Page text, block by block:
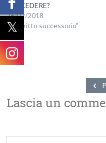
SUCCEDERE?
26/02/2018
In "Diritto successorio"
Lascia un